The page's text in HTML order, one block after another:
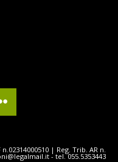
| Reg. Trib. AR n.
- tel. 055.5353443